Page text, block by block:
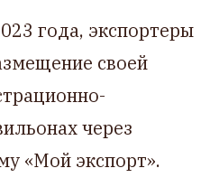
года, экспортеры
своей
через
«Мой экспорт».